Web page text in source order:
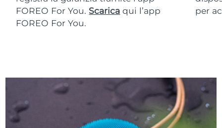
FOREO For You. Scarica qui l’app
FOREO For You.
per